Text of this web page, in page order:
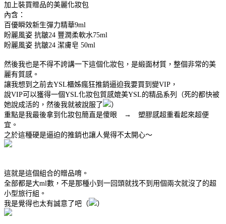
加上裝買贈品的美麗化妝包
內含：
百優瞬效新生彈力精華9ml
盼麗風姿 抗皺24 豐潤柔軟水75ml
盼麗風姿 抗皺24 潔膚皂 50ml
然後我也是不得不誇講一下這個化妝包，是緞面材質，整個非常的美
麗有質感。
讓我想到之前去YSL櫃姊瘋狂推銷逼迫我要買到變VIP，
說VIP可以獲得一個YSL化妝包質感媲美YSL的精品系列（死的都快被
她說成活的，然後我就被說服了
）
重點是我最後拿到化妝包簡直是傻眼 → 塑膠感超重看起來超便
宜。
之於這種硬是逼迫的推銷也讓人覺得不太開心～
這就是這個組合的贈品唷。
全部都是大ml數，不是那種小到一回頭就找不到用個兩次就沒了的超
小型旅行組。
我是覺得也太有誠意了吧（
）